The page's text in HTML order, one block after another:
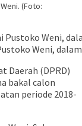
(Foto:
Weni,
Daerah (DPRD)
bakal calon
periode 2018-